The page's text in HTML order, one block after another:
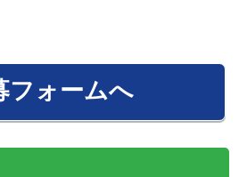
フォームへ